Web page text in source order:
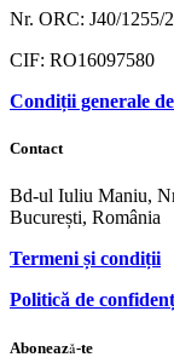
Nr. ORC: J40/1255/
CIF: RO16097580
Condiții generale
Contact
Bd-ul Iuliu Maniu,
București, România
Termeni și condiții
Politică de
Abonează-te